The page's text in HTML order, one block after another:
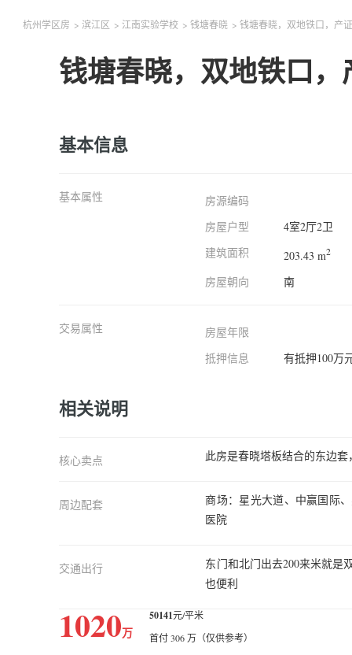
杭州学区房 >滨江区 > 江南实验学校 >钱塘春晓 >钱塘春晓，双地铁口，产
钱塘春晓，双地铁口
基本信息
基本属性
房源编码
房屋户型
4室2厅2卫
建筑面积
203.43 m2
房屋朝向 南
交易属性
房屋年限
抵押信息
有抵押100万
相关说明
核心卖点 此房是春晓塔板结合的东边
周边配套
商场：星光大道、中赢国际
医院
交通出行
东门和北门出去200来米就是
也便利
1020万
50141元/平米
首付 306 万（仅供参考）